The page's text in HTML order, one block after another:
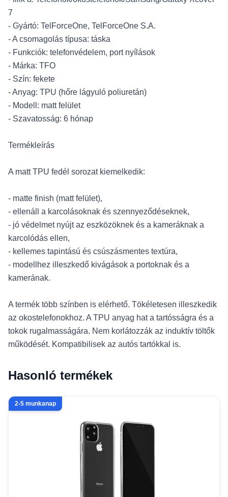
7
- Gyártó: TelForceOne, TelForceOne S.A.
- A csomagolás típusa: táska
- Funkciók: telefonvédelem, port nyílások
- Márka: TFO
- Szín: fekete
- Anyag: TPU (hőre lágyuló poliuretán)
- Modell: matt felület
- Szavatosság: 6 hónap
Termékleírás
A matt TPU fedél sorozat kiemelkedik:
- matte finish (matt felület),
- ellenáll a karcolásoknak és szennyeződéseknek,
- jó védelmet nyújt az eszközöknek és a kameráknak a
karcolódás ellen,
- kellemes tapintású és csúszásmentes textúra,
- modellhez illeszkedő kivágások a portoknak és a
kamerának.
A termék több színben is elérhető. Tökéletesen illeszkedik
az okostelefonokhoz. A TPU anyag hat a tartósságra és a
tokok rugalmasságára. Nem korlátozzák az induktív töltők
működését. Kompatibilisek az autós tartókkal is.
Hasonló termékek
2-5 munkanap